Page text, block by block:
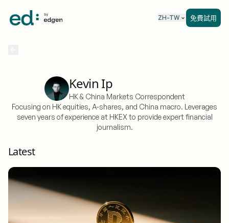
ZH-TW 免費試用
Kevin Ip
HK & China Markets Correspondent
Focusing on HK equities, A-shares, and China macro. Leverages
seven years of experience at HKEX to provide expert financial
journalism.
Latest